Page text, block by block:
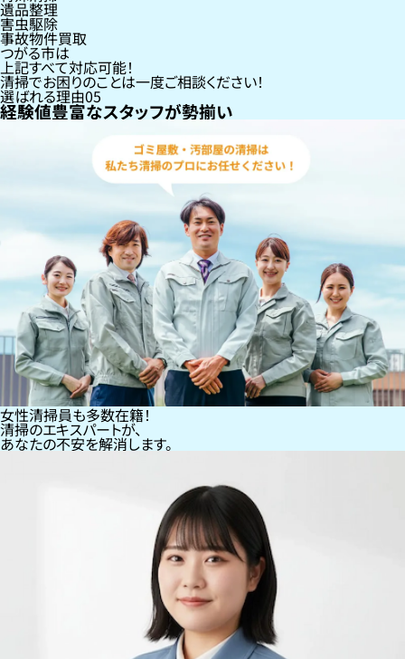
遺品整理
害虫駆除
事故物件買取
つがる市は
上記すべて対応可能！
清掃でお困りのことは一度ご相談ください！
選ばれる理由05
経験値豊富なスタッフが勢揃い
女性清掃員も多数在籍！
清掃のエキスパートが、
あなたの不安を解消します。